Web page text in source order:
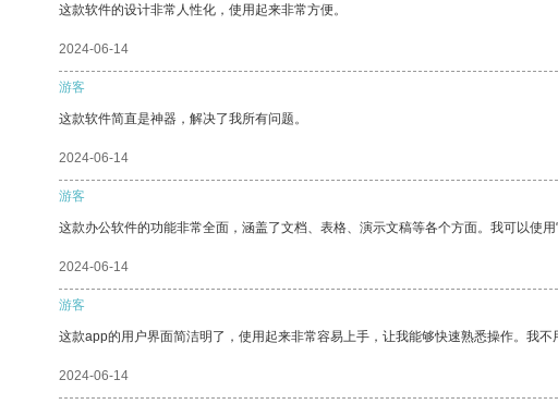
这款软件的设计非常人性化，使用起来非常方便。
2024-06-14
游客
这款软件简直是神器，解决了我所有问题。
2024-06-14
游客
这款办公软件的功能非常全面，涵盖了文档、表格、演示文稿等各个方面。我可以使
2024-06-14
游客
这款app的用户界面简洁明了，使用起来非常容易上手，让我能够快速熟悉操作。我不
2024-06-14